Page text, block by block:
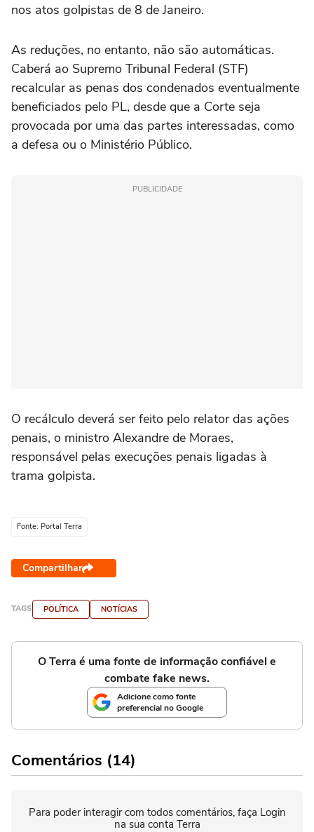
nos atos golpistas de 8 de Janeiro.
As reduções, no entanto, não são automáticas.
Caberá ao Supremo Tribunal Federal (STF)
recalcular as penas dos condenados eventualmente
beneficiados pelo PL, desde que a Corte seja
provocada por uma das partes interessadas, como
a defesa ou o Ministério Público.
PUBLICIDADE
O recálculo deverá ser feito pelo relator das ações
penais, o ministro Alexandre de Moraes,
responsável pelas execuções penais ligadas à
trama golpista.
Fonte: Portal Terra
Compartilhar
TAGS POLÍTICA NOTÍCIAS
O Terra é uma fonte de informação confiável e
combate fake news.
Adicione como fonte
preferencial no Google
Comentários (14)
Para poder interagir com todos comentários, faça Login
na sua conta Terra